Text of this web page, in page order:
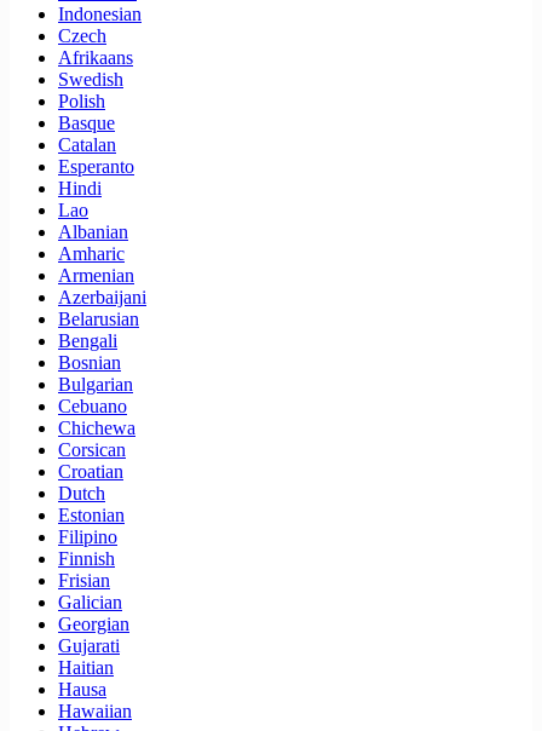
Indonesian
Czech
Afrikaans
Swedish
Polish
Basque
Catalan
Esperanto
Hindi
Lao
Albanian
Amharic
Armenian
Azerbaijani
Belarusian
Bengali
Bosnian
Bulgarian
Cebuano
Chichewa
Corsican
Croatian
Dutch
Estonian
Filipino
Finnish
Frisian
Galician
Georgian
Gujarati
Haitian
Hausa
Hawaiian